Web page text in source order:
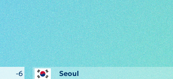
-6
Seoul